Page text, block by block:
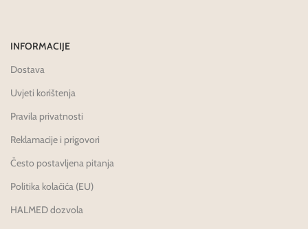
INFORMACIJE
Dostava
Uvjeti korištenja
Pravila privatnosti
Reklamacije i prigovori
Često postavljena pitanja
Politika kolačića (EU)
HALMED dozvola